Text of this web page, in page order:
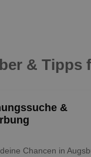
& Tipps
&
Chancen in